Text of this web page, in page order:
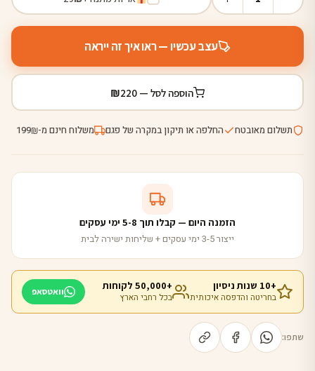
עצב עכשיו — ראו איך זה ייראה
הוספה לסל — ₪220
תשלום מאובטח החלפה או תיקון במקרה של פגם משלוח חינם מ-₪
199
הזמנה היום — קבלו תוך 5-8 ימי עסקים
ייצור 3-5 ימי עסקים + שליחות ישירה לבית
+10 שנות ניסיון
בחריטה והדפסה איכותית
+50,000 לקוחות
בכל רחבי הארץ
וואטסאפ
שתפו: